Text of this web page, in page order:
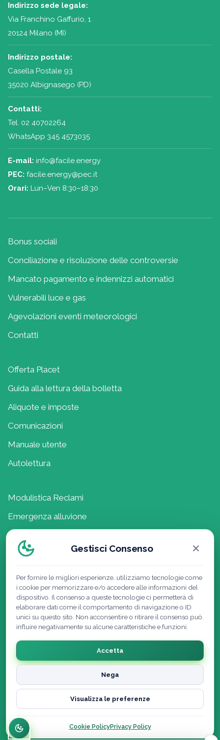
Indirizzo sede legale:
Via Franchino Gaffurio, 1
20124 Milano (MI)
Indirizzo postale:
Casella Postale 93
35020 Albignasego (PD)
Contatti:
Tel. 02 40702264
WhatsApp 345 4573035
E-mail: info@facile.energy
PEC: facile.energy@pec.it
Orari: Lun–Ven 8:30–18:30
Bonus sociali
Conciliazione e risoluzione delle controversie
Mancato pagamento e indennizzi automatici
Vulnerabili luce e gas
Agevolazioni eventi meteorologici
Contatti
Offerta Placet
Guida alla lettura della bolletta
Aliquote e imposte
Comunicazioni
Manuale utente
Autolettura
Modulistica Reclami
Emergenza alluvione
Composizione del mix energetico
Lavora con noi
Cookie Policy | Privacy Policy |
Gestisci Consenso
Per fornire le migliori esperienze, utilizziamo tecnologie come
i cookie per memorizzare e/o accedere alle informazioni del
dispositivo. Il consenso a queste tecnologie ci permetterà di
elaborare dati come il comportamento di navigazione o ID
unici su questo sito. Non acconsentire o ritirare il consenso può
influire negativamente su alcune caratteristiche e funzioni.
Accetta
Nega
Visualizza le preferenze
Cookie PolicyPrivacy Policy